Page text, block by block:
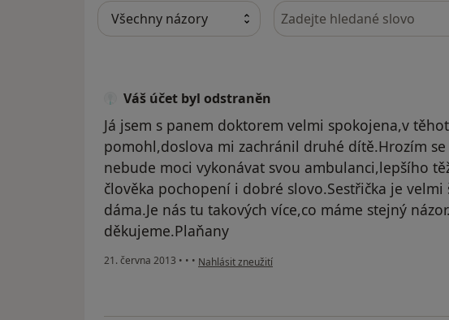
Hledejte v názorech
Váš účet byl odstraněn
Já jsem s panem doktorem velmi spokojena,v
pomohl,doslova mi zachránil druhé dítě.Hrozím
nebude moci vykonávat svou ambulanci,lepšího
člověka pochopení i dobré slovo.Sestřička je velmi
dáma.Je nás tu takových více,co máme stejný
děkujeme.Plaňany
21. června 2013 • • • podle názoru uživatele Váš účet byl odstraněn
Nahlásit zneužití